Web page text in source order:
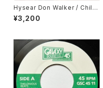
Hysear Don Walker / Childr
en of The Night
¥3,200